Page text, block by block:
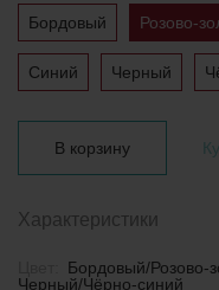
Бордовый Розово-
Синий Черный
В корзину
Характеристики
Бордовый/Розово-
Черный/Чёрно-синий